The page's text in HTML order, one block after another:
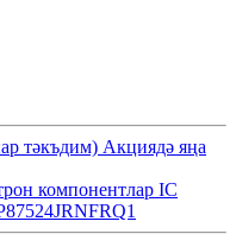
тәкъдим) Акциядә яңа
компонентлар IC